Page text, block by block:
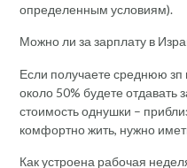
определенным условиям).
Можно ли за зарплату в
Если получаете среднюю
около 50% будете отдавать
стоимость однушки –
комфортно жить, нужно
Как устроена рабочая